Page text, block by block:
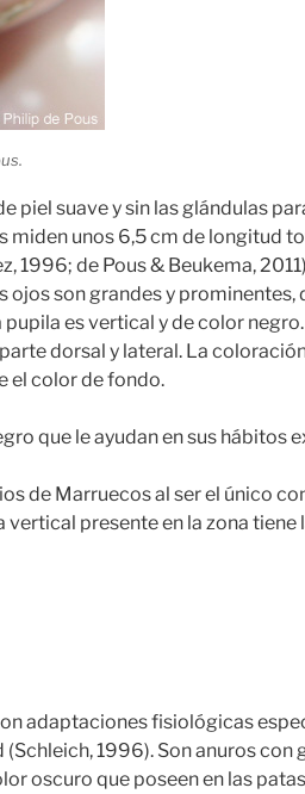
piel suave y sin las glándulas
miden unos 6,5 cm de longitud
1996; de Pous & Beukema,
son grandes y
es vertical y de color
dorsal y lateral. La
el color de fondo.
que le ayudan en sus hábitos
de Marruecos al ser el único
vertical presente en la zona tiene
adaptaciones fisiológicas
1996). Son anuros con
oscuro que poseen en las